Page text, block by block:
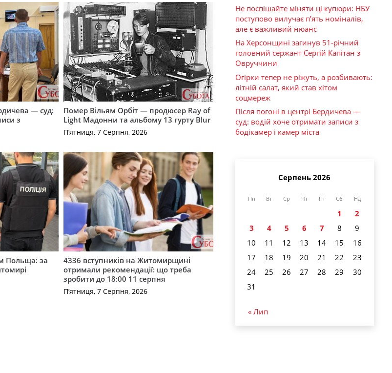
— суд:
з
Помер Вільям Орбіт — продюсер Ray of
Light Мадонни та альбому 13 гурту Blur
П’ятниця, 7 Серпня, 2026
Польща: за
4336 вступників на Житомирщині
отримали рекомендації: що треба
зробити до 18:00 11 серпня
П’ятниця, 7 Серпня, 2026
Не поспішайте міняти ці купюри: НБУ
поступово вилучає п’ять номіналів,
але є важливий нюанс
На Херсонщині загинув 51-річний
головний сержант Сергій Капітан з
Овруччини
Огірки тепер не ріжуть, а розбивають:
літній салат, який став хітом
соцмереж
Після погоні в центрі Бердичева —
суд: водій хоче отримати записи з
бодікамер і камер міста
Серпень 2026
Пн Вт Ср Чт Пт Сб Нд
1
2
3
4 5 6 7 8
9
10
11 12 13 14 15
16
17
18 19 20 21 22
23
24
25 26 27 28 29
30
31
« Лип